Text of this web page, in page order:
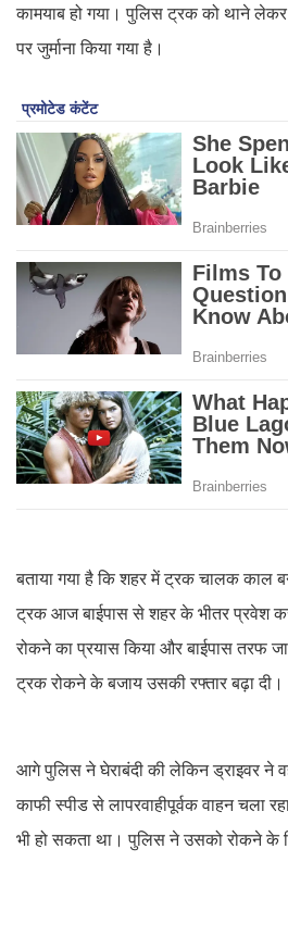
कामयाब हो गया। पुलिस ट्रक को थाने
पर जुर्माना किया गया है।
बताया गया है कि शहर में ट्रक चालक काल
ट्रक आज बाईपास से शहर के भीतर प्रवेश
रोकने का प्रयास किया और बाईपास तरफ
ट्रक रोकने के बजाय उसकी रफ्तार बढ़ा दी।
आगे पुलिस ने घेराबंदी की लेकिन ड्राइवर ने
काफी स्पीड से लापरवाहीपूर्वक वाहन चला
भी हो सकता था। पुलिस ने उसको रोकने के